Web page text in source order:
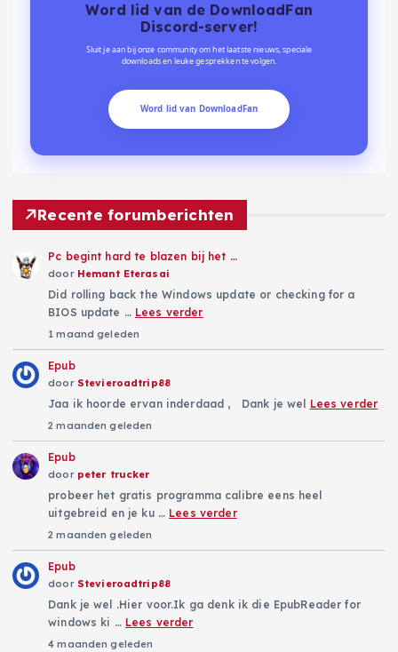
Word lid van de DownloadFan
Discord-server!
Sluit je aan bij onze community om het laatste nieuws, speciale
downloads en leuke gesprekken te volgen.
Word lid van DownloadFan
Recente forumberichten
Pc begint hard te blazen bij het …
door Hemant Eterasai
Did rolling back the Windows update or checking for a
BIOS update … Lees verder
1 maand geleden
Epub
door Stevieroadtrip88
Jaa ik hoorde ervan inderdaad , Dank je wel Lees verder
2 maanden geleden
Epub
door peter trucker
probeer het gratis programma calibre eens heel
uitgebreid en je ku … Lees verder
2 maanden geleden
Epub
door Stevieroadtrip88
Dank je wel .Hier voor.Ik ga denk ik die EpubReader for
windows ki … Lees verder
4 maanden geleden